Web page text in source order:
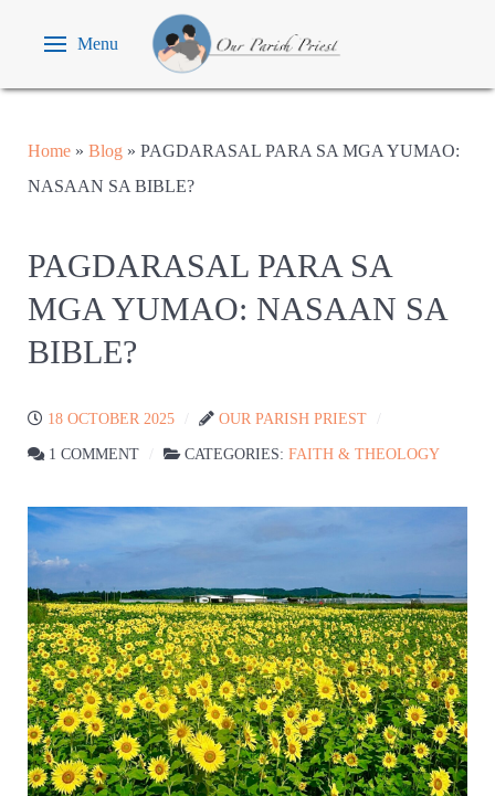
Menu
Home » Blog » PAGDARASAL PARA SA MGA YUMAO:
NASAAN SA BIBLE?
PAGDARASAL PARA SA
MGA YUMAO: NASAAN SA
BIBLE?
18 OCTOBER 2025 OUR PARISH PRIEST
1 COMMENT CATEGORIES: FAITH & THEOLOGY